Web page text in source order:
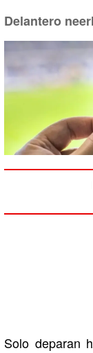
Delantero
Solo deparan